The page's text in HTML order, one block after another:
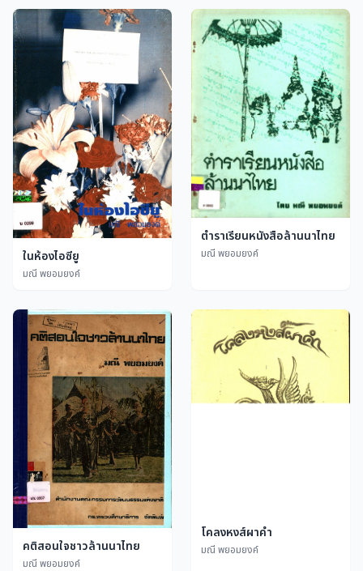
ในห้องไอซียู
มณี พยอมยงค์
ตำราเรียนหนังสือล้านนาไทย
มณี พยอมยงค์
คติสอนใจชาวล้านนาไทย
มณี พยอมยงค์
โคลงหงส์ผาคำ
มณี พยอมยงค์